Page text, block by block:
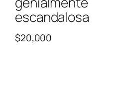
escandalosa
$20,000